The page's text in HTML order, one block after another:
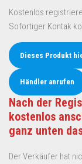
Kostenlos
Sofortiger Kontak
Dieses Produkt
Händler anrufen
Nach der
kostenlos
ganz unten
Der Verkäufer hat